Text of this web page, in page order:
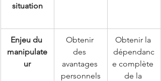
situation
Enjeu du
manipulate
ur
Obtenir
des
avantages
personnels
Obtenir la
dépendanc
e complète
de la